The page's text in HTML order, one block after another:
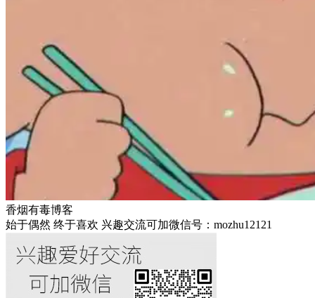
香烟有毒博客
始于偶然 终于喜欢 兴趣交流可加微信号：mozhu12121